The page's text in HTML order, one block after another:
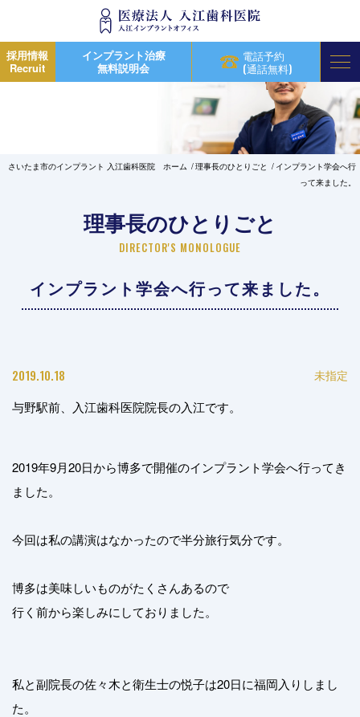
採用情報
Recruit
インプラント治療
無料説明会
電話予約
(通話無料)
さいたま市のインプラント 入江歯科医院 ホーム 理事長のひとりごと
インプラント学会へ行
って来ました。
理事長のひとりごと
DIRECTOR'S MONOLOGUE
インプラント学会へ行って来ました。
2019.10.18 未指定
与野駅前、入江歯科医院院長の入江です。
2019年9月20日から博多で開催のインプラント学会へ行ってき
ました。
今回は私の講演はなかったので半分旅行気分です。
博多は美味しいものがたくさんあるので
行く前から楽しみにしておりました。
私と副院長の佐々木と衛生士の悦子は20日に福岡入りしまし
た。